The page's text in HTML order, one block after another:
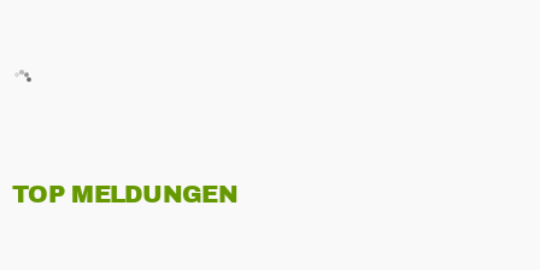
TOP MELDUNGEN